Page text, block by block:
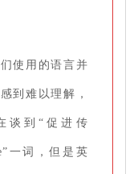
使用的语言并
到难以理解，
谈到“促进传
一词，但是英